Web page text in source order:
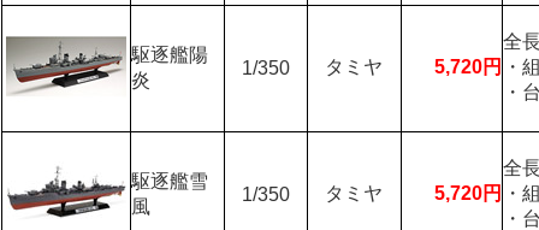
駆逐艦陽
炎
1/350 タミヤ 5,720円
全
・
・
駆逐艦雪
風
1/350 タミヤ 5,720円
全
・
・